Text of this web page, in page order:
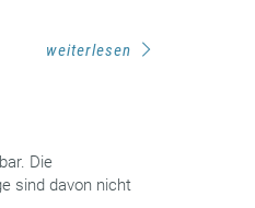
weiterlesen
Die
sind davon nicht